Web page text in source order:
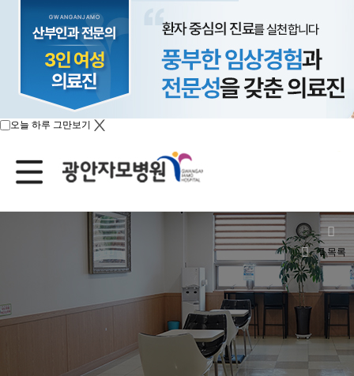
오늘 하루 그만보기
목록